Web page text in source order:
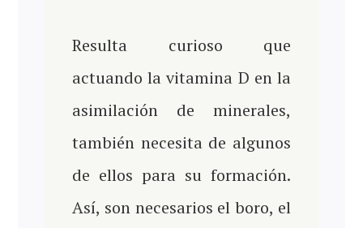
Resulta curioso que
actuando la vitamina D en la
asimilación de minerales,
también necesita de algunos
de ellos para su formación.
Así, son necesarios el boro, el